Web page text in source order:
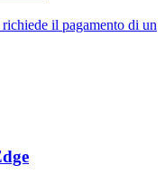
il pagamento di un